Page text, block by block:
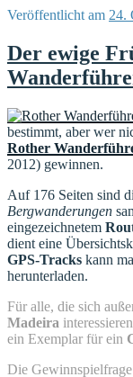
Veröffentlicht am 24.
Der ewige
bestimmt, aber wer
Rother
2012) gewinnen.
Auf 176 Seiten sind
Bergwanderungen
eingezeichnetem
dient eine
GPS-Tracks kann
herunterladen.
Für alle, die sich
Madeira
ein Exemplar für ein
Die